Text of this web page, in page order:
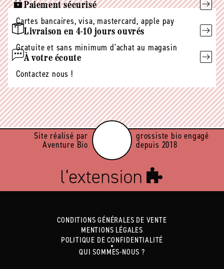
Paiement sécurisé
Cartes bancaires, visa, mastercard, apple pay
Livraison en 4-10 jours ouvrés
Gratuite et sans minimum d'achat au magasin
À votre écoute
Contactez nous !
Site réalisé par
Aventure Bio
grossiste bio engagé
depuis 2018
CONDITIONS GÉNÉRALES DE VENTE
MENTIONS LÉGALES
POLITIQUE DE CONFIDENTIALITÉ
QUI SOMMES-NOUS ?